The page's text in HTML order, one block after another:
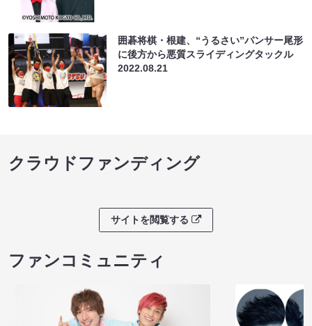
囲碁将棋・根建、“うるさい”パンサー尾形
に後方から悪質スライディングタックル
2022.08.21
クラウドファンディング
サイトを閲覧する
ファンコミュニティ